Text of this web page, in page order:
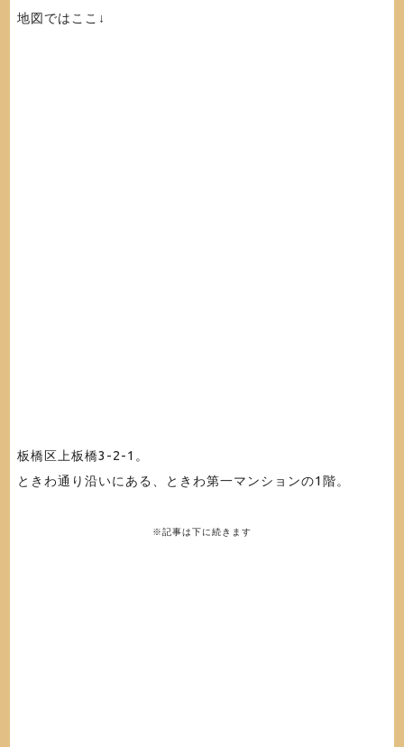
地図ではここ↓
板橋区上板橋3-2-1。
ときわ通り沿いにある、ときわ第一マンションの1階。
※記事は下に続きます